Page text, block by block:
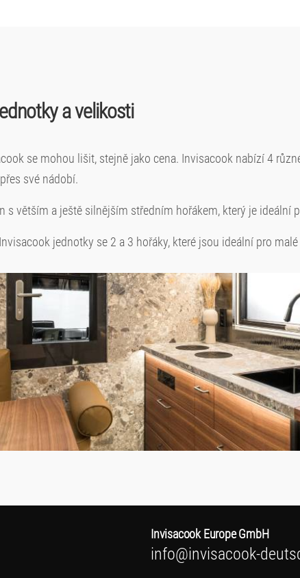
a velikosti
se mohou lišit, stejně jako cena. Invisacook nabízí 4
své nádobí.
s větším a ještě silnějším středním hořákem, který je ideální
jednotky se 2 a 3 hořáky, které jsou ideální pro
Invisacook Europe GmbH
info@invisacook-